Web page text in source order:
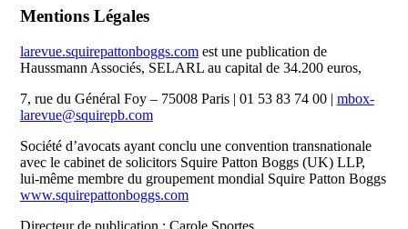
Mentions Légales
larevue.squirepattonboggs.comest une publication de
Haussmann Associés, SELARL au capital de 34.200 euros,
7, rue du Général Foy – 75008 Paris | 01 53 83 74 00 | mbox-
larevue@squirepb.com
Société d’avocats ayant conclu une convention transnationale
avec le cabinet de solicitors Squire Patton Boggs (UK) LLP,
lui-même membre du groupement mondial Squire Patton Boggs
www.squirepattonboggs.com
Directeur de publication : Carole Sportes